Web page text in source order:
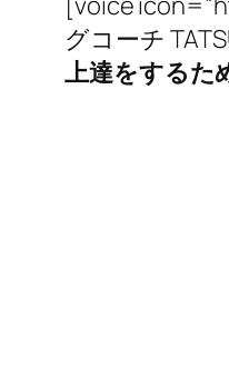
グコーチ
上達をするた